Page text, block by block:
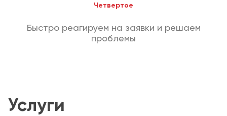
Четвертое
Быстро реагируем на заявки и решаем
проблемы
Услуги